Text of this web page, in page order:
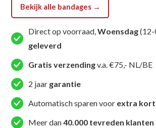
aantalBekijk alle bandages →
Direct op voorraad,Woensdag(12-
geleverd
Gratis verzendingv.a. €75,- NL/BE
2 jaar garantie
Automatisch sparen voor extra
Meer dan40.000 tevreden klanten